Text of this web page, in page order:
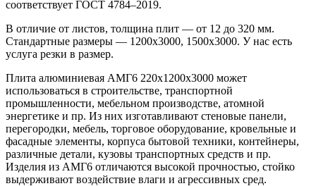
соответствует ГОСТ 4784–2019.
В отличие от листов, толщина плит — от 12 до 320 мм.
Стандартные размеры — 1200x3000, 1500x3000. У нас есть
услуга резки в размер.
Плита алюминиевая АМГ6 220х1200х3000 может
использоваться в строительстве, транспортной
промышленности, мебельном производстве, атомной
энергетике и пр. Из них изготавливают стеновые панели,
перегородки, мебель, торговое оборудование, кровельные и
фасадные элементы, корпуса бытовой техники, контейнеры,
различные детали, кузовы транспортных средств и пр.
Изделия из АМГ6 отличаются высокой прочностью, стойко
выдерживают воздействие влаги и агрессивных сред.